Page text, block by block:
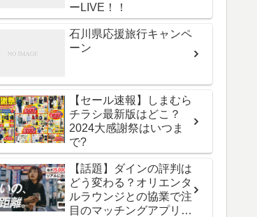
ーLIVE！！
石川県応援旅行キャンペ
ーン
【セール速報】しまむら
チラシ最新版はどこ？
2024大感謝祭はいつま
で?
【話題】ダインの評判は
どう変わる？オリエンタ
ルラウンジとの協業で注
目のマッチングアプリ最